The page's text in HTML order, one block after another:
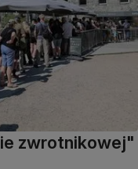
zwrotnikowej"